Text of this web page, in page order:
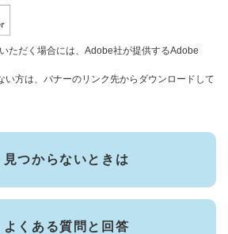
ただく場合には、Adobe社が提供するAdobe
方は、バナーのリンク先からダウンロードして
見つからないときは
よくある質問と回答